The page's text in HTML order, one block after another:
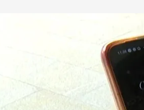
de los españoles
Cuatro Marta Aguirregomezcorta
ha crecido un 300%
mayores